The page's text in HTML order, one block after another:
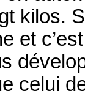
kilos.
et
celui